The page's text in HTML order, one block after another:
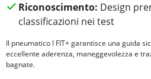
Riconoscimento: Design
classificazioni nei test
Il pneumatico I FIT+ garantisce una guida
eccellente aderenza, maneggevolezza e
bagnate.